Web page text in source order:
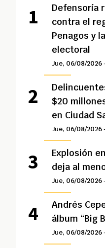
Defensoría
contra el
Penagos y
electoral
Jue, 06/08/2026
$20
en Ciudad
Jue, 06/08/2026
Explosión
deja al
Jue, 06/08/2026
Andrés
álbum “Big
Jue, 06/08/2026